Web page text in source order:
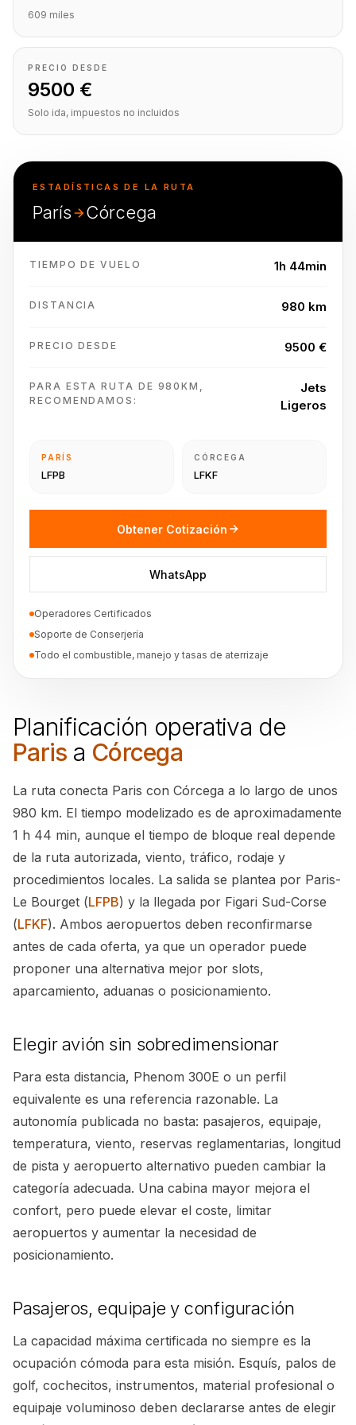
609 miles
PRECIO DESDE
9500 €
Solo ida, impuestos no incluidos
ESTADÍSTICAS DE LA RUTA
París Córcega
TIEMPO DE VUELO 1h 44min
DISTANCIA 980 km
PRECIO DESDE 9500 €
PARA ESTA RUTA DE 980KM,
RECOMENDAMOS:
Jets
Ligeros
PARÍS
LFPB
CÓRCEGA
LFKF
Obtener Cotización
WhatsApp
Operadores Certificados
Soporte de Conserjería
Todo el combustible, manejo y tasas de aterrizaje
Planificación operativa de
Paris a Córcega
La ruta conecta Paris con Córcega a lo largo de unos
980 km. El tiempo modelizado es de aproximadamente
1 h 44 min, aunque el tiempo de bloque real depende
de la ruta autorizada, viento, tráfico, rodaje y
procedimientos locales. La salida se plantea por Paris-
Le Bourget (LFPB) y la llegada por Figari Sud-Corse
(LFKF). Ambos aeropuertos deben reconfirmarse
antes de cada oferta, ya que un operador puede
proponer una alternativa mejor por slots,
aparcamiento, aduanas o posicionamiento.
Elegir avión sin sobredimensionar
Para esta distancia, Phenom 300E o un perfil
equivalente es una referencia razonable. La
autonomía publicada no basta: pasajeros, equipaje,
temperatura, viento, reservas reglamentarias, longitud
de pista y aeropuerto alternativo pueden cambiar la
categoría adecuada. Una cabina mayor mejora el
confort, pero puede elevar el coste, limitar
aeropuertos y aumentar la necesidad de
posicionamiento.
Pasajeros, equipaje y configuración
La capacidad máxima certificada no siempre es la
ocupación cómoda para esta misión. Esquís, palos de
golf, cochecitos, instrumentos, material profesional o
equipaje voluminoso deben declararse antes de elegir